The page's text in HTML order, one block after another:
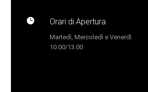
 Orari di Apertura
Martedì, Mercoledì e Venerdì
10.00/13.00